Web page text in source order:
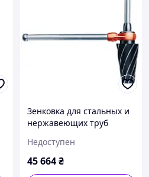
Зенковка для стальных и
нержавеющих труб
Недоступен
45 664₴